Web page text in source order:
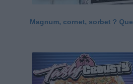
Magnum, cornet, sorbet ?